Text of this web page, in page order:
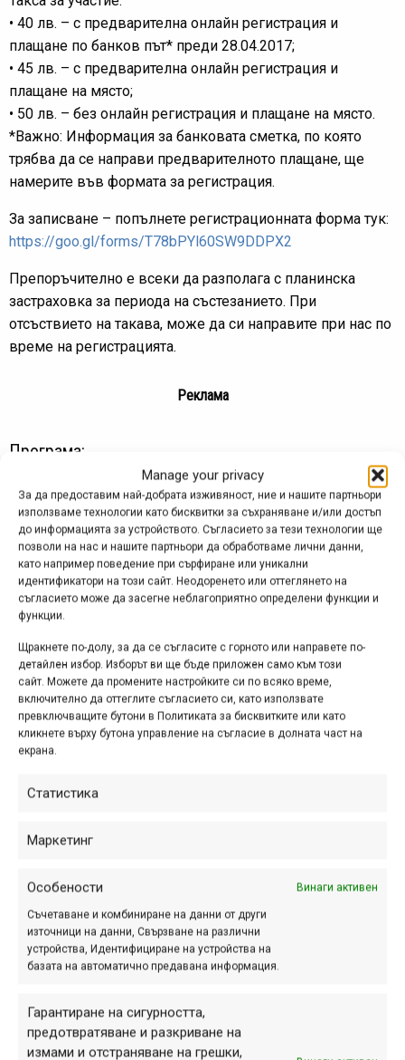
Manage your privacy
За да предоставим най-добрата изживяност, ние и нашите партньори
използваме технологии като бисквитки за съхраняване и/или достъп
до информацията за устройството. Съгласието за тези технологии ще
позволи на нас и нашите партньори да обработваме лични данни,
като например поведение при сърфиране или уникални
идентификатори на този сайт. Неодоренето или оттеглянето на
съгласието може да засегне неблагоприятно определени функции и
функции.
Щракнете по-долу, за да се съгласите с горното или направете по-
детайлен избор. Изборът ви ще бъде приложен само към този
сайт. Можете да промените настройките си по всяко време,
включително да оттеглите съгласието си, като използвате
превключващите бутони в Политиката за бисквитките или като
кликнете върху бутона управление на съгласие в долната част на
екрана.
Статистика
Маркетинг
Особености Винаги активен
Съчетаване и комбиниране на данни от други
източници на данни, Свързване на различни
устройства, Идентифициране на устройства на
базата на автоматично предавана информация.
Гарантиране на сигурността,
предотвратяване и разкриване на
измами и отстраняване на грешки,
• 40 лв. – с предварителна онлайн регистрация и
плащане по банков път* преди 28.04.2017;
• 45 лв. – с предварителна онлайн регистрация и
плащане на място;
• 50 лв. – без онлайн регистрация и плащане на място.
*Важно: Информация за банковата сметка, по която
трябва да се направи предварителното плащане, ще
намерите във формата за регистрация.
За записване – попълнете регистрационната форма тук:
https://goo.gl/forms/T78bPYl60SW9DDPX2
Препоръчително е всеки да разполага с планинска
застраховка за периода на състезанието. При
отсъствието на такава, може да си направите при нас по
време на регистрацията.
Реклама
Програма:
14:00 – свободни тренировки
Събота, 29 април:
09:00 – 12:00 – регистрация и раздаване на стартови
номера
09:30 – 19:00 – свободни тренировки
Неделя, 30 април:
08:00 – 09:00 – регистрация и раздаване на стартови
номера
09:15 – старт на състезанието
16:30 – финал
17:30 – 18:00 – награждаване
Възможностите за настаняване:
където е старт/финал зоната и мястото за регистрация и
Tелефон за резервации: 062/ 63 58 23
e-mail:trapezitca_1902@abv.bg
2. Хотели и къщи за гости в с.Арбанаси. Повече
информация тук –http://arbanassi.org/hoteli.html
на:https://drive.google.com/open?
id=0B9FHLe1fJupbdkFqTmUwQTlnZnM